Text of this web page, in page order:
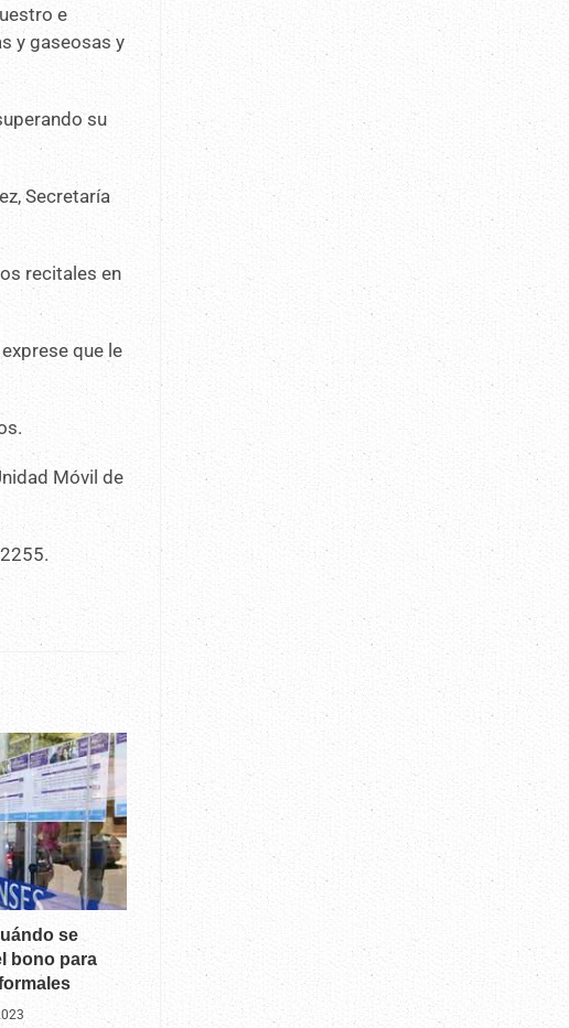
e
y gaseosas y
su
Secretaría
recitales en
que le
Móvil de
se
bono para